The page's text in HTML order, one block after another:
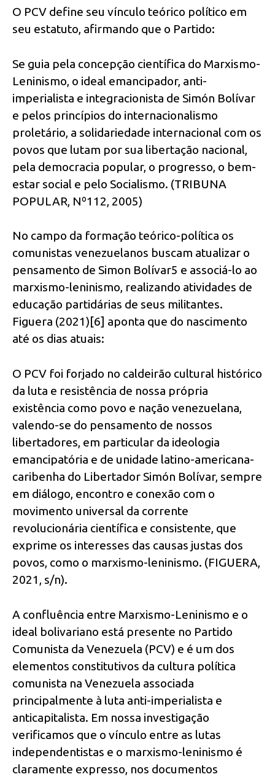
O PCV define seu vínculo teórico político em
seu estatuto, afirmando que o Partido:
Se guia pela concepção científica do Marxismo-
Leninismo, o ideal emancipador, anti-
imperialista e integracionista de Simón Bolívar
e pelos princípios do internacionalismo
proletário, a solidariedade internacional com os
povos que lutam por sua libertação nacional,
pela democracia popular, o progresso, o bem-
estar social e pelo Socialismo. (TRIBUNA
POPULAR, Nº112, 2005)
No campo da formação teórico-política os
comunistas venezuelanos buscam atualizar o
pensamento de Simon Bolívar5 e associá-lo ao
marxismo-leninismo, realizando atividades de
educação partidárias de seus militantes.
Figuera (2021)[6] aponta que do nascimento
até os dias atuais:
O PCV foi forjado no caldeirão cultural histórico
da luta e resistência de nossa própria
existência como povo e nação venezuelana,
valendo-se do pensamento de nossos
libertadores, em particular da ideologia
emancipatória e de unidade latino-americana-
caribenha do Libertador Simón Bolívar, sempre
em diálogo, encontro e conexão com o
movimento universal da corrente
revolucionária científica e consistente, que
exprime os interesses das causas justas dos
povos, como o marxismo-leninismo. (FIGUERA,
2021, s/n).
A confluência entre Marxismo-Leninismo e o
ideal bolivariano está presente no Partido
Comunista da Venezuela (PCV) e é um dos
elementos constitutivos da cultura política
comunista na Venezuela associada
principalmente à luta anti-imperialista e
anticapitalista. Em nossa investigação
verificamos que o vínculo entre as lutas
independentistas e o marxismo-leninismo é
claramente expresso, nos documentos